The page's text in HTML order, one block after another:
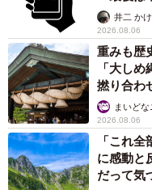
提」の対
井二 か
2026.08.06
重みも歴
「大し
撚り合わ
まいど
2026.08.06
「これ
に感動と
だって気